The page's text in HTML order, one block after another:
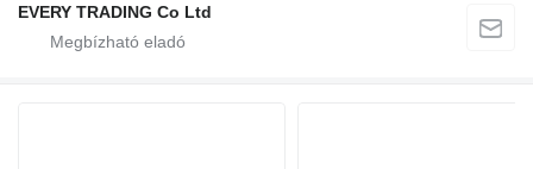
EVERY TRADING Co Ltd